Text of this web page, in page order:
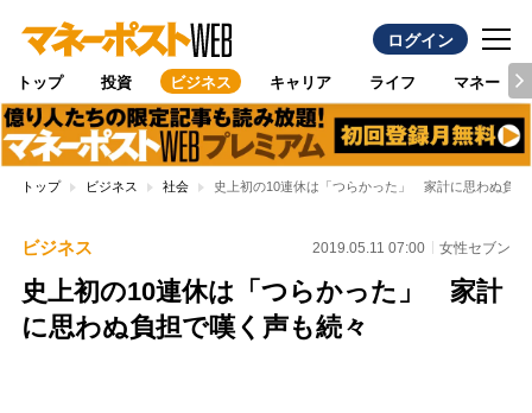
ログイン
トップ 投資 ビジネス キャリア ライフ マネー
トップ ビジネス 社会 史上初の10連休は「つらかった」 家計に思わぬ負担
ビジネス 2019.05.11 07:00 女性セブン
史上初の10連休は「つらかった」 家計
に思わぬ負担で嘆く声も続々